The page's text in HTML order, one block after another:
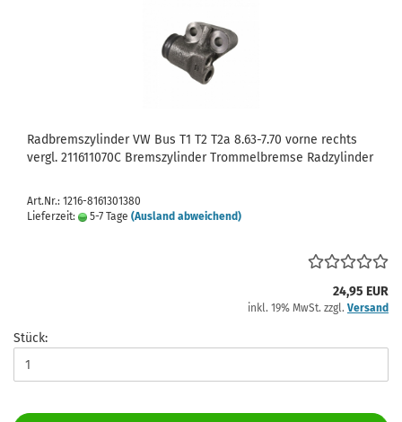
Radbremszylinder VW Bus T1 T2 T2a 8.63-7.70 vorne rechts
vergl. 211611070C Bremszylinder Trommelbremse Radzylinder
Art.Nr.: 1216-8161301380
Lieferzeit:
5-7 Tage (Ausland abweichend)
24,95 EUR
inkl. 19% MwSt. zzgl. Versand
Stück: